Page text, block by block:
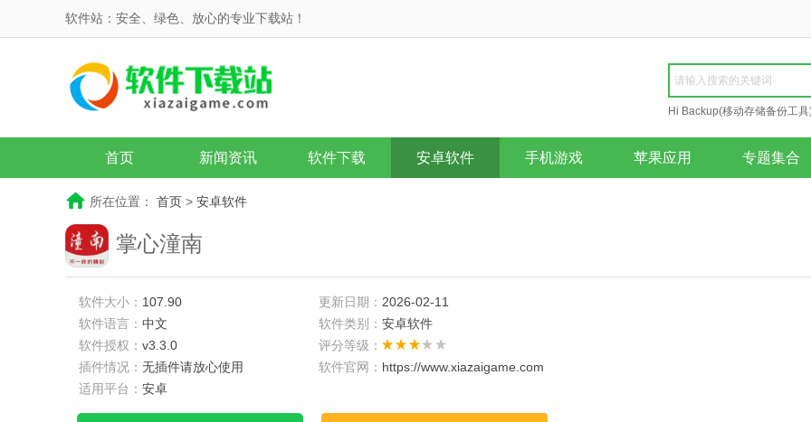
软件站：安全、绿色、放心的专业下载站！
Hi Backup(移动存储备份工具
Repair
首页 新闻资讯 软件下载 安卓软件 手机游戏 苹果应用 专题集合
所在位置： 首页 > 安卓软件
掌心潼南
软件大小： 107.90 更新日期： 2026-02-11
软件语言： 中文 软件类别： 安卓软件
软件授权： v3.3.0
评分等级：
插件情况： 无插件请放心使用 软件官网： https://www.xiazaigame.com
适用平台： 安卓